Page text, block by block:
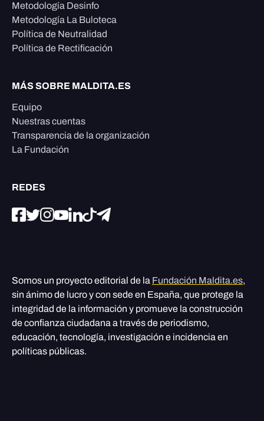
Metodología Desinfo
Metodología La Buloteca
Política de Neutralidad
Política de Rectificación
MÁS SOBRE MALDITA.ES
Equipo
Nuestras cuentas
Transparencia de la organización
La Fundación
REDES
Somos un proyecto editorial de la Fundación Maldita.es,
sin ánimo de lucro y con sede en España, que protege la
integridad de la información y promueve la construcción
de confianza ciudadana a través de periodismo,
educación, tecnología, investigación e incidencia en
políticas públicas.